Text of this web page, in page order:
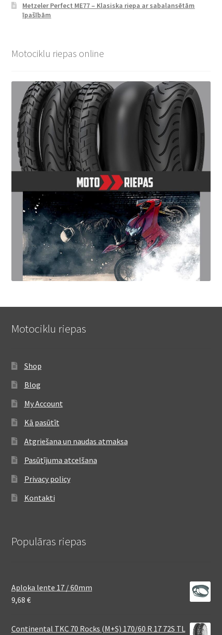
Metzeler Perfect ME77 – Klasiska riepa ar sabalansētām
īpašībām
Motociklu riepas online
Motociklu riepas
Shop
Blog
My Account
Kā pasūtīt
Atgriešana un naudas atmaksa
Pasūtījuma atcelšana
Privacy policy
Kontakti
Populāras riepas
Aploka lente 17 / 60mm
9,68 €
Continental TKC 70 Rocks (M+S) 170/60 R 17 72S TL